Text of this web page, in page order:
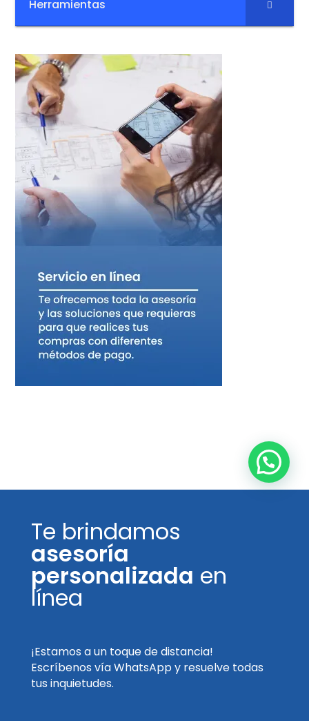
Herramientas
Te brindamos
asesoría
personalizada en
línea
¡Estamos a un toque de distancia!
Escríbenos vía WhatsApp y resuelve todas
tus inquietudes.